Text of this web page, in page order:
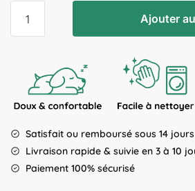
Ajouter
Satisfait ou remboursé sous 14 jours
Livraison rapide & suivie en 3 à 10
Paiement 100% sécurisé